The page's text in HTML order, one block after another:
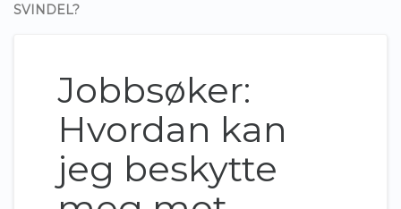
SVINDEL?
Jobbsøker:
Hvordan kan
jeg beskytte